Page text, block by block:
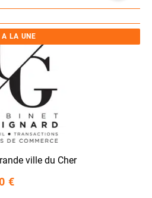
A LA UNE
ville du Cher
€